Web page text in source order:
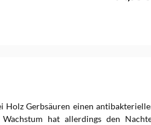
Gerbsäuren einen
hat allerdings den